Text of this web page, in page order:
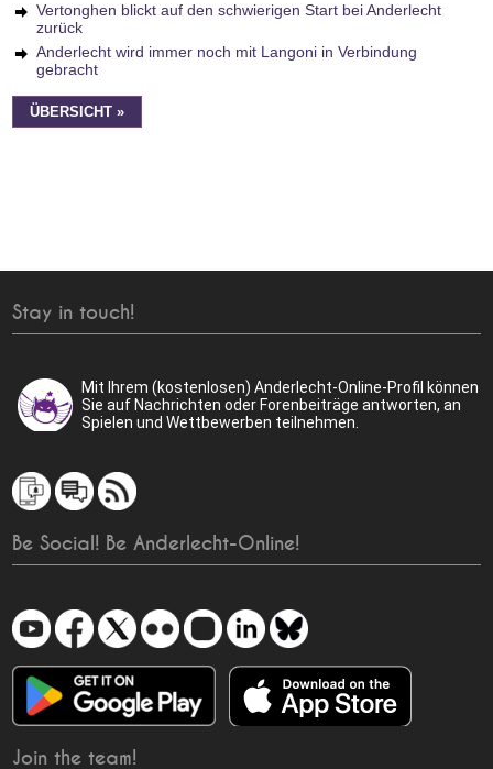
Vertonghen blickt auf den schwierigen Start bei Anderlecht
zurück
Anderlecht wird immer noch mit Langoni in Verbindung
gebracht
ÜBERSICHT »
Stay in touch!
Mit Ihrem (kostenlosen) Anderlecht-Online-Profil können
Sie auf Nachrichten oder Forenbeiträge antworten, an
Spielen und Wettbewerben teilnehmen.
Be Social! Be Anderlecht-Online!
Join the team!